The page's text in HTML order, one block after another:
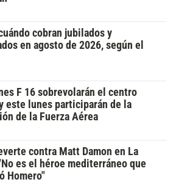
cobran jubilados y
en agosto de 2026, según el
F 16 sobrevolarán el centro
este lunes participarán de la
de la Fuerza Aérea
contra Matt Damon en La
es el héroe mediterráneo que
Homero"